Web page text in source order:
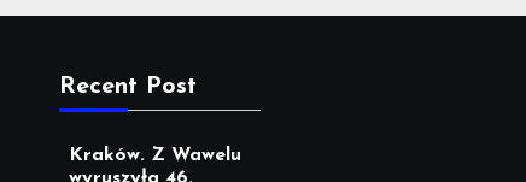
Recent Post
Kraków. Z Wawelu